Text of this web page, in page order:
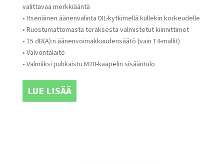
valittavaa merkkiääntä
• Itsenäinen äänenvalinta DIL-kytkimellä kullekin korkeudelle
• Ruostumattomasta teräksestä valmistetut kiinnittimet
• 15 dB(A):n äänenvoimakkuudensäätö (vain T4-mallit)
• Valvontalaite
• Valmiiksi puhkaistu M20-kaapelin sisääntulo
LUE LISÄÄ